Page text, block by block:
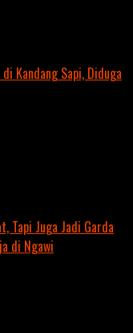
Kandang Sapi, Diduga
Tapi Juga Jadi Garda
di Ngawi